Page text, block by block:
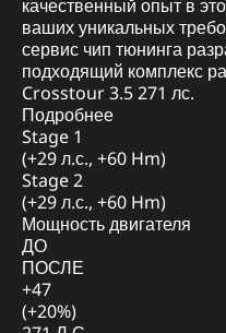
качественный опыт в
ваших уникальных
сервис чип тюнинга
подходящий комплекс
Crosstour 3.5 271 лс.
Подробнее
Stage 1
(+29 л.с., +60 Hm)
Stage 2
(+29 л.с., +60 Hm)
Мощность двигателя
ДО
ПОСЛЕ
+47
(+20%)